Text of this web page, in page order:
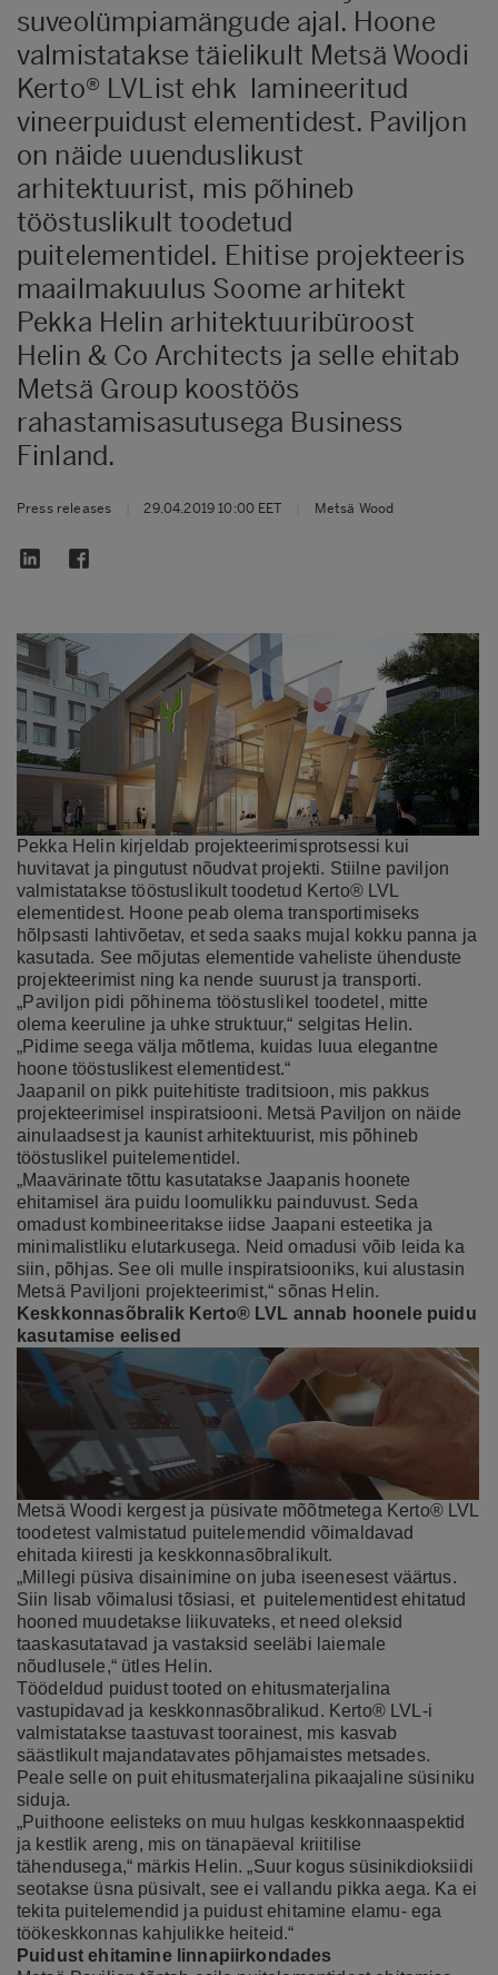
suveolümpiamängude ajal. Hoone
valmistatakse täielikult Metsä Woodi
Kerto® LVList ehk lamineeritud
vineerpuidust elementidest. Paviljon
on näide uuenduslikust
arhitektuurist, mis põhineb
tööstuslikult toodetud
puitelementidel. Ehitise projekteeris
maailmakuulus Soome arhitekt
Pekka Helin arhitektuuribüroost
Helin & Co Architects ja selle ehitab
Metsä Group koostöös
rahastamisasutusega Business
Finland.
Press releases 29.04.2019 10:00 EET Metsä Wood
Pekka Helin kirjeldab projekteerimisprotsessi kui
huvitavat ja pingutust nõudvat projekti. Stiilne paviljon
valmistatakse tööstuslikult toodetud Kerto® LVL
elementidest. Hoone peab olema transportimiseks
hõlpsasti lahtivõetav, et seda saaks mujal kokku panna ja
kasutada. See mõjutas elementide vaheliste ühenduste
projekteerimist ning ka nende suurust ja transporti.
„Paviljon pidi põhinema tööstuslikel toodetel, mitte
olema keeruline ja uhke struktuur,“ selgitas Helin.
„Pidime seega välja mõtlema, kuidas luua elegantne
hoone tööstuslikest elementidest.“
Jaapanil on pikk puitehitiste traditsioon, mis pakkus
projekteerimisel inspiratsiooni. Metsä Paviljon on näide
ainulaadsest ja kaunist arhitektuurist, mis põhineb
tööstuslikel puitelementidel.
„Maavärinate tõttu kasutatakse Jaapanis hoonete
ehitamisel ära puidu loomulikku painduvust. Seda
omadust kombineeritakse iidse Jaapani esteetika ja
minimalistliku elutarkusega. Neid omadusi võib leida ka
siin, põhjas. See oli mulle inspiratsiooniks, kui alustasin
Metsä Paviljoni projekteerimist,“ sõnas Helin.
Keskkonnasõbralik Kerto® LVL annab hoonele puidu
kasutamise eelised
Metsä Woodi kergest ja püsivate mõõtmetega Kerto® LVL
toodetest valmistatud puitelemendid võimaldavad
ehitada kiiresti ja keskkonnasõbralikult.
„Millegi püsiva disainimine on juba iseenesest väärtus.
Siin lisab võimalusi tõsiasi, et puitelementidest ehitatud
hooned muudetakse liikuvateks, et need oleksid
taaskasutatavad ja vastaksid seeläbi laiemale
nõudlusele,“ ütles Helin.
Töödeldud puidust tooted on ehitusmaterjalina
vastupidavad ja keskkonnasõbralikud. Kerto® LVL-i
valmistatakse taastuvast toorainest, mis kasvab
säästlikult majandatavates põhjamaistes metsades.
Peale selle on puit ehitusmaterjalina pikaajaline süsiniku
siduja.
„Puithoone eelisteks on muu hulgas keskkonnaaspektid
ja kestlik areng, mis on tänapäeval kriitilise
tähendusega,“ märkis Helin. „Suur kogus süsinikdioksiidi
seotakse üsna püsivalt, see ei vallandu pikka aega. Ka ei
tekita puitelemendid ja puidust ehitamine elamu- ega
töökeskkonnas kahjulikke heiteid.“
Puidust ehitamine linnapiirkondades